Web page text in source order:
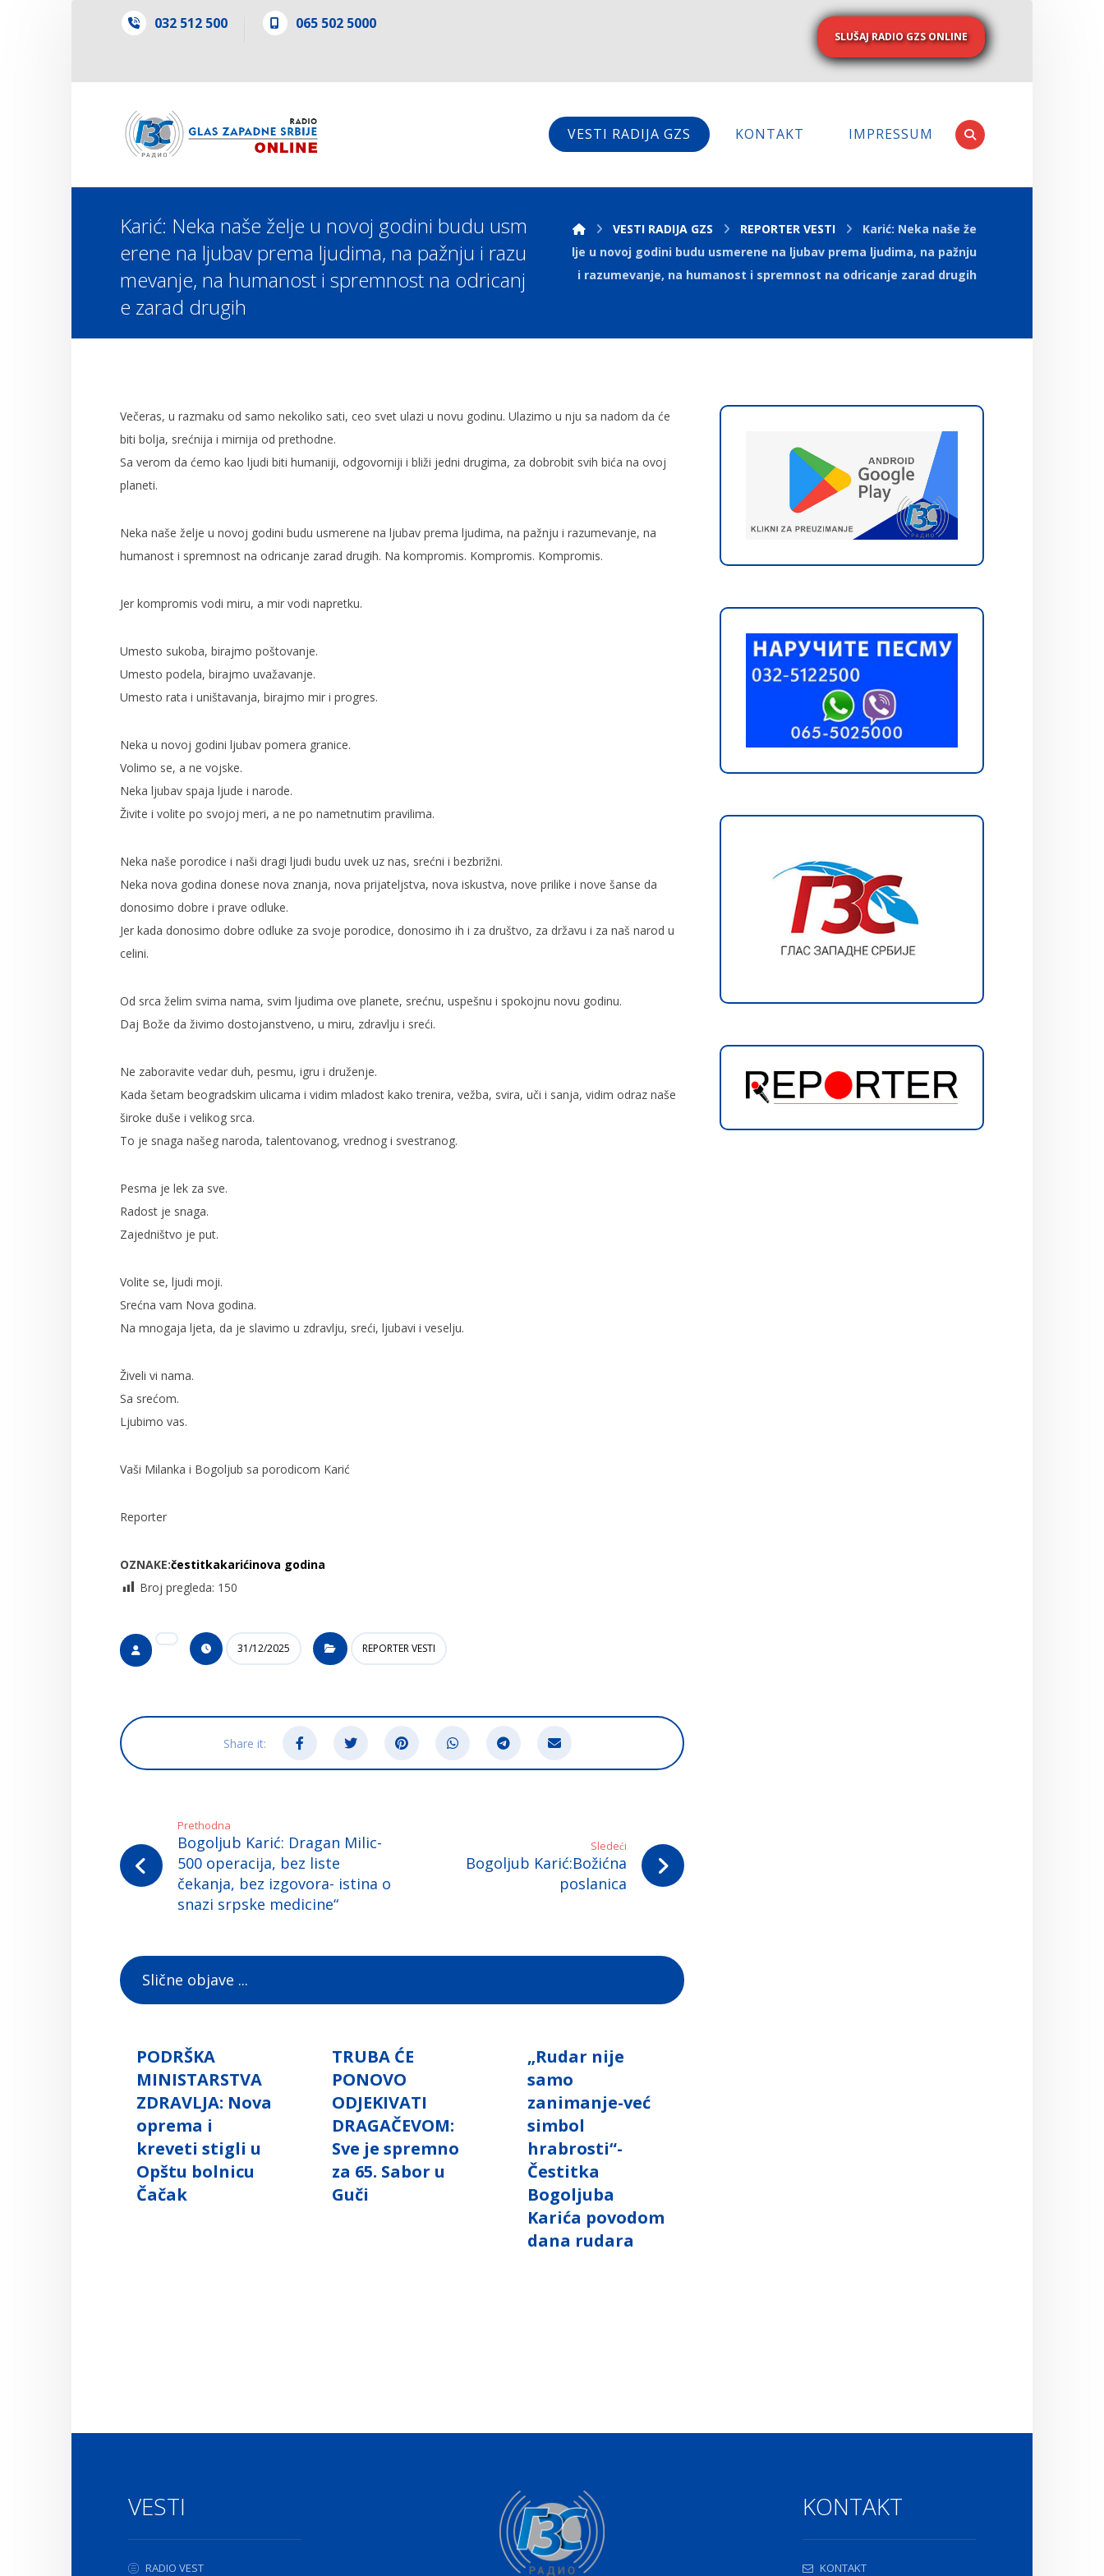
032 512 500 065 502 5000
SLUŠAJ RADIO GZS ONLINE
VESTI RADIJA GZS KONTAKT IMPRESSUM
Karić: Neka naše želje u novoj godini budu usm
erene na ljubav prema ljudima, na pažnju i razu
mevanje, na humanost i spremnost na odricanj
e zarad drugih
VESTI RADIJA GZS REPORTER VESTI
Karić: Neka naše že
lje u novoj godini budu usmerene na ljubav prema ljudima, na pažnju
i razumevanje, na humanost i spremnost na odricanje zarad drugih
Večeras, u razmaku od samo nekoliko sati, ceo svet ulazi u novu godinu. Ulazimo u nju sa nadom da će
biti bolja, srećnija i mirnija od prethodne.
Sa verom da ćemo kao ljudi biti humaniji, odgovorniji i bliži jedni drugima, za dobrobit svih bića na ovoj
planeti.
Neka naše želje u novoj godini budu usmerene na ljubav prema ljudima, na pažnju i razumevanje, na
humanost i spremnost na odricanje zarad drugih. Na kompromis. Kompromis. Kompromis.
Jer kompromis vodi miru, a mir vodi napretku.
Umesto sukoba, birajmo poštovanje.
Umesto podela, birajmo uvažavanje.
Umesto rata i uništavanja, birajmo mir i progres.
Neka u novoj godini ljubav pomera granice.
Volimo se, a ne vojske.
Neka ljubav spaja ljude i narode.
Živite i volite po svojoj meri, a ne po nametnutim pravilima.
Neka naše porodice i naši dragi ljudi budu uvek uz nas, srećni i bezbrižni.
Neka nova godina donese nova znanja, nova prijateljstva, nova iskustva, nove prilike i nove šanse da
donosimo dobre i prave odluke.
Jer kada donosimo dobre odluke za svoje porodice, donosimo ih i za društvo, za državu i za naš narod u
celini.
Od srca želim svima nama, svim ljudima ove planete, srećnu, uspešnu i spokojnu novu godinu.
Daj Bože da živimo dostojanstveno, u miru, zdravlju i sreći.
Ne zaboravite vedar duh, pesmu, igru i druženje.
Kada šetam beogradskim ulicama i vidim mladost kako trenira, vežba, svira, uči i sanja, vidim odraz naše
široke duše i velikog srca.
To je snaga našeg naroda, talentovanog, vrednog i svestranog.
Pesma je lek za sve.
Radost je snaga.
Zajedništvo je put.
Volite se, ljudi moji.
Srećna vam Nova godina.
Na mnogaja ljeta, da je slavimo u zdravlju, sreći, ljubavi i veselju.
Živeli vi nama.
Sa srećom.
Ljubimo vas.
Vaši Milanka i Bogoljub sa porodicom Karić
Reporter
OZNAKE:čestitkakarićinova godina
Broj pregleda: 150
31/12/2025 REPORTER VESTI
Prethodna
Bogoljub Karić: Dragan Milic-
500 operacija, bez liste
čekanja, bez izgovora- istina o
snazi srpske medicine“
Sledeći
Bogoljub Karić:Božićna
poslanica
Slične objave ...
PODRŠKA
MINISTARSTVA
ZDRAVLJA: Nova
oprema i
kreveti stigli u
Opštu bolnicu
Čačak
TRUBA ĆE
PONOVO
ODJEKIVATI
DRAGAČEVOM:
Sve je spremno
za 65. Sabor u
Guči
„Rudar nije
samo
zanimanje-već
simbol
hrabrosti“-
Čestitka
Bogoljuba
Karića povodom
dana rudara
VESTI
RADIO VEST
KONTAKT
KONTAKT